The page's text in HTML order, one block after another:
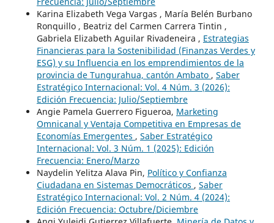
Karina Elizabeth Vega Vargas , María Belén Burbano
Ronquillo , Beatriz del Carmen Carrera Tintin ,
Gabriela Elizabeth Aguilar Rivadeneira , Estrategias
Financieras para la Sostenibilidad (Finanzas Verdes y
ESG) y su Influencia en los emprendimientos de la
provincia de Tungurahua, cantón Ambato , Saber
Estratégico Internacional: Vol. 4 Núm. 3 (2026):
Edición Frecuencia: Julio/Septiembre
Angie Pamela Guerrero Figueroa, Marketing
Omnicanal y Ventaja Competitiva en Empresas de
Economías Emergentes , Saber Estratégico
Internacional: Vol. 3 Núm. 1 (2025): Edición
Frecuencia: Enero/Marzo
Naydelin Yelitza Alava Pin, Político y Confianza
Ciudadana en Sistemas Democráticos , Saber
Estratégico Internacional: Vol. 2 Núm. 4 (2024):
Edición Frecuencia: Octubre/Diciembre